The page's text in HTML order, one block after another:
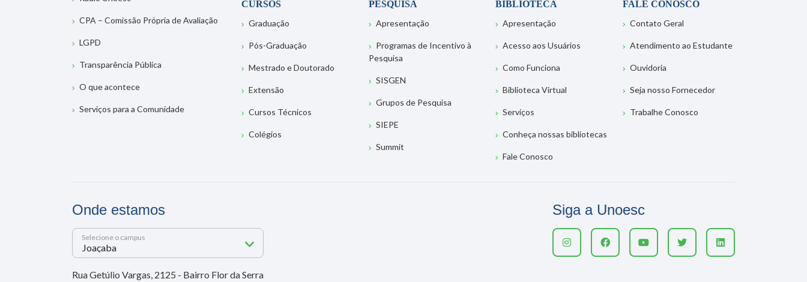
CPA – Comissão Própria de Avaliação
LGPD
Transparência Pública
O que acontece
Serviços para a Comunidade
CURSOS
Graduação
Pós-Graduação
Mestrado e Doutorado
Extensão
Cursos Técnicos
Colégios
PESQUISA
Apresentação
Programas de Incentivo à
Pesquisa
SISGEN
Grupos de Pesquisa
SIEPE
Summit
BIBLIOTECA
Apresentação
Acesso aos Usuários
Como Funciona
Biblioteca Virtual
Serviços
Conheça nossas bibliotecas
Fale Conosco
FALE CONOSCO
Contato Geral
Atendimento ao Estudante
Ouvidoria
Seja nosso Fornecedor
Trabalhe Conosco
Onde estamos
Selecione o campus
Rua Getúlio Vargas, 2125 - Bairro Flor da Serra
Siga a Unoesc